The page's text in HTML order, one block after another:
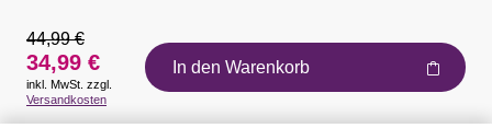
Auszeichnungen
44,99 €
34,99 €
inkl. MwSt. zzgl.
Versandkosten
In den Warenkorb